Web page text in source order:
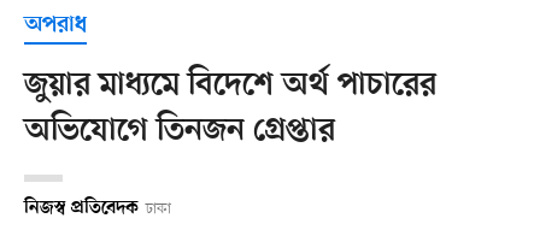
অপরাধ
জুয়ার মাধ্যমে বিদেশে অর্থ পাচারের
অভিযোগে তিনজন গ্রেপ্তার
নিজস্ব প্রতিবেদক ঢাকা